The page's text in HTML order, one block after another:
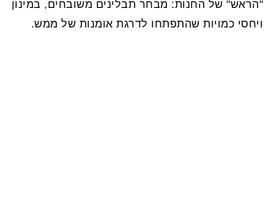
"הראש" של החנות: מבחר תבלינים משובחים, במינון
ויחסי כמויות שהתפתחו לדרגת אומנות של ממש.